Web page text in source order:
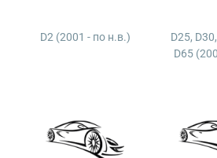
D2 (2001 - по н.в.)
D25,
D65